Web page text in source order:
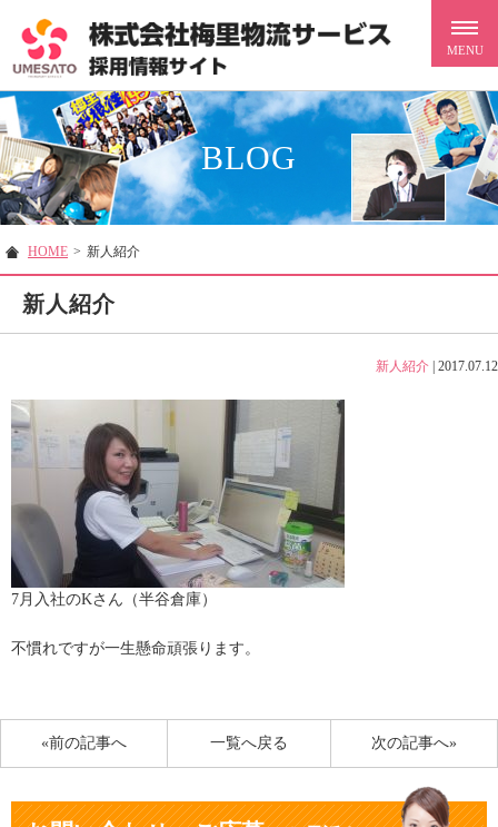
BLOG
HOME > 新人紹介
新人紹介
新人紹介 2017.07.12
7月入社のKさん（半谷倉庫）
不慣れですが一生懸命頑張ります。
«前の記事へ 次の記事へ»
一覧へ戻る